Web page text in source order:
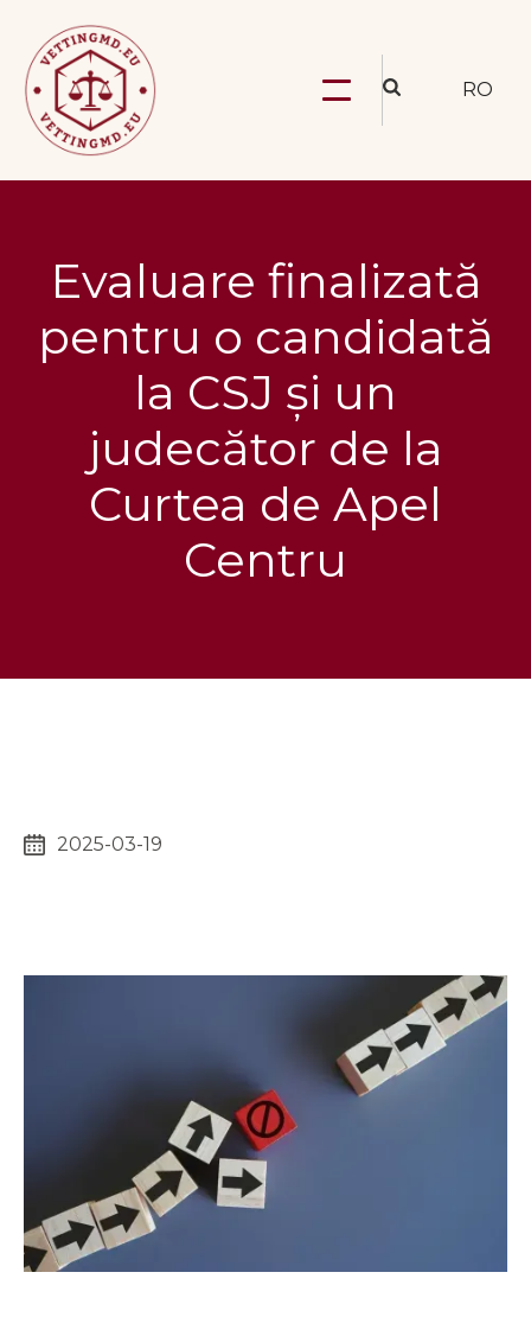
RO
Evaluare finalizată
pentru o candidată
la CSJ și un
judecător de la
Curtea de Apel
Centru
2025-03-19